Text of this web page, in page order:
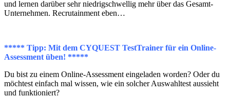
und lernen darüber sehr niedrigschwellig mehr über das Gesamt-
Unternehmen. Recrutainment eben…
***** Tipp: Mit dem CYQUEST TestTrainer für ein Online-
Assessment üben! *****
Du bist zu einem Online-Assessment eingeladen worden? Oder du
möchtest einfach mal wissen, wie ein solcher Auswahltest aussieht
und funktioniert?